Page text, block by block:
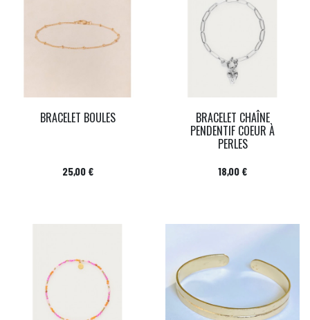
BRACELET BOULES
Prix
25,00 €
BRACELET CHAÎNE
PENDENTIF COEUR À
PERLES
Prix
18,00 €